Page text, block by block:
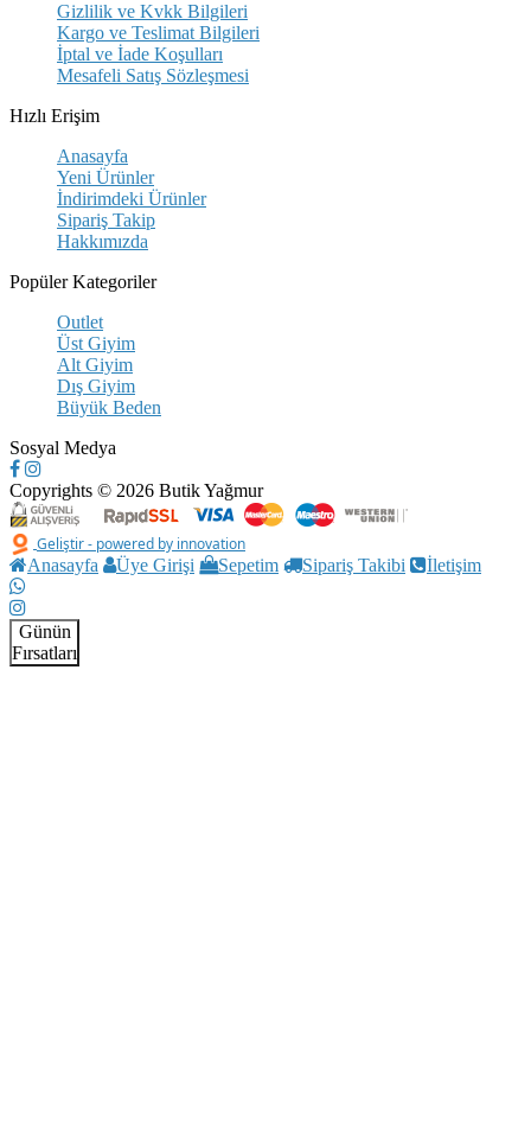
Gizlilik ve Kvkk Bilgileri
Kargo ve Teslimat Bilgileri
İptal ve İade Koşulları
Mesafeli Satış Sözleşmesi
Hızlı Erişim
Anasayfa
Yeni Ürünler
İndirimdeki Ürünler
Sipariş Takip
Hakkımızda
Popüler Kategoriler
Outlet
Üst Giyim
Alt Giyim
Dış Giyim
Büyük Beden
Sosyal Medya
Copyrights © 2026 Butik Yağmur
Geliştir - powered by innovation
Anasayfa
Üye Girişi Sepetim Sipariş Takibi İletişim
Günün
Fırsatları